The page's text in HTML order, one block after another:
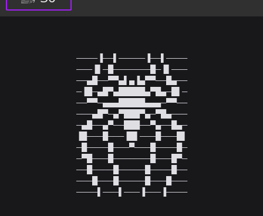
────▐──▌─────▐──▌────
───▐▌─█───────█─▐▌───
──▄█──▀▀▄▌▄▐▄▀▀──█▄──
─▐█─▄█▀▄█████▄▀█▄─█▌─
──▀▀─▄▄▄█████▄▄▄─▀▀──
───▄█▀─▄▀███▀▄─▀█▄───
─▄█──▄▀──███──▀▄──█▄─
▐█───█───▐█▌───█───█▌
─█────█───▀───█────█─
─▀█───█───────█───█▀─
──█────█─────█────█──
───█───█─────█───█───
────▌───▌───▐───▐────